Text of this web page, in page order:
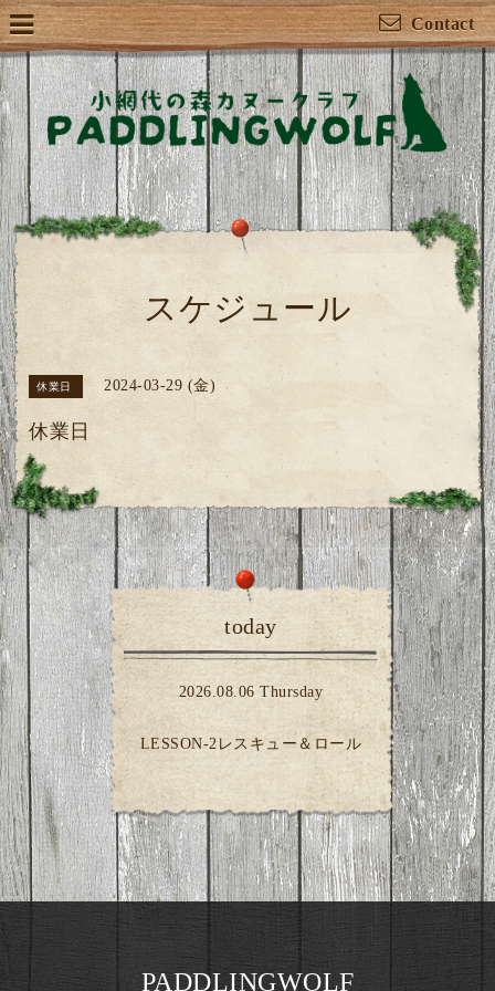
Contact
スケジュール
休業日 2024-03-29 (金)
休業日
today
2026.08.06 Thursday
LESSON-2レスキュー＆ロール
PADDLINGWOLF